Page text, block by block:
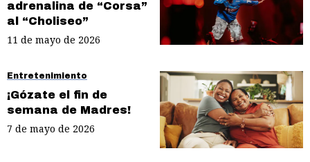
adrenalina de “Corsa”
al “Choliseo”
11 de mayo de 2026
Entretenimiento
¡Gózate el fin de
semana de Madres!
7 de mayo de 2026